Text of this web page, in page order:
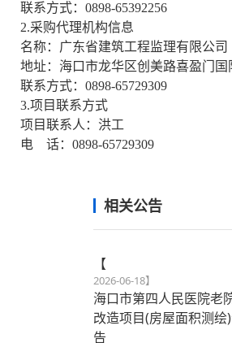
联系方式： 0898-65392256
2.采购代理机构信息
名称：广东省建筑工程监理有限公司
地址：海口市龙华区创美路喜盈门国
联系方式： 0898-65729309
3.项目联系方式
项目联系人：洪工
电 话： 0898-65729309
相关公告
【
2026-06-18】
海口市第四人民医院老
改造项目(房屋面积测绘
告